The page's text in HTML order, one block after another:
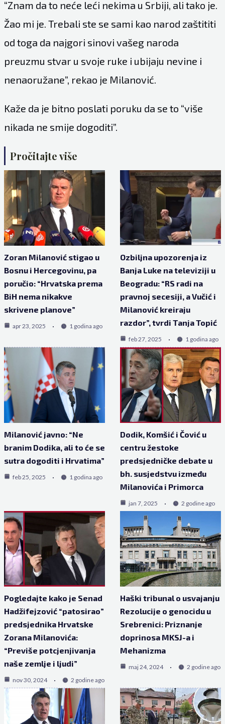
“Znam da to neće leći nekima u Srbiji, ali tako je.
Žao mi je. Trebali ste se sami kao narod zaštititi
od toga da najgori sinovi vašeg naroda
preuzmu stvar u svoje ruke i ubijaju nevine i
nenaoružane”, rekao je Milanović.
Kaže da je bitno poslati poruku da se to “više
nikada ne smije dogoditi”.
Pročitajte više
Zoran Milanović stigao u
Bosnu i Hercegovinu, pa
poručio: “Hrvatska prema
BiH nema nikakve
skrivene planove”
apr 23, 2025 1 godina ago
Ozbiljna upozorenja iz
Banja Luke na televiziji u
Beogradu: “RS radi na
pravnoj secesiji, a Vučić i
Milanović kreiraju
razdor”, tvrdi Tanja Topić
feb 27, 2025 1 godina ago
Milanović javno: “Ne
branim Dodika, ali to će se
sutra dogoditi i Hrvatima”
feb 25, 2025 1 godina ago
Dodik, Komšić i Čović u
centru žestoke
predsjedničke debate u
bh. susjedstvu između
Milanovića i Primorca
jan 7, 2025 2 godine ago
Pogledajte kako je Senad
Hadžifejzović “patosirao”
predsjednika Hrvatske
Zorana Milanovića:
“Previše potcjenjivanja
naše zemlje i ljudi”
nov 30, 2024 2 godine ago
Haški tribunal o usvajanju
Rezolucije o genocidu u
Srebrenici: Priznanje
doprinosa MKSJ-a i
Mehanizma
maj 24, 2024 2 godine ago